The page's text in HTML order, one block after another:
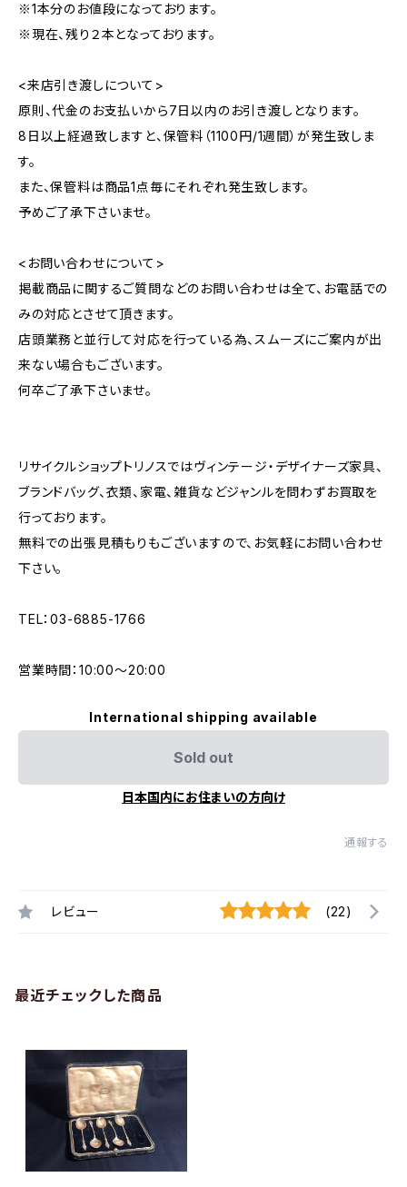
※1本分のお値段になっております。
※現在、残り２本となっております。
<来店引き渡しについて>
原則、代金のお支払いから7日以内のお引き渡しとなります。
8日以上経過致しますと、保管料（1100円/1週間）が発生致しま
す。
また、保管料は商品1点毎にそれぞれ発生致します。
予めご了承下さいませ。
<お問い合わせについて>
掲載商品に関するご質問などのお問い合わせは全て、お電話での
みの対応とさせて頂きます。
店頭業務と並行して対応を行っている為、スムーズにご案内が出
来ない場合もございます。
何卒ご了承下さいませ。
リサイクルショップトリノスではヴィンテージ・デザイナーズ家具、
ブランドバッグ、衣類、家電、雑貨などジャンルを問わずお買取を
行っております。
無料での出張見積もりもございますので、お気軽にお問い合わせ
下さい。
TEL：03-6885-1766
営業時間：10:00〜20:00
International shipping available
Sold out
日本国内にお住まいの方向け
通報する
レビュー (22)
最近チェックした商品